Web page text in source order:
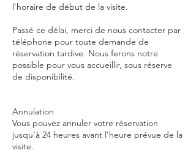
l’horaire de début de la visite.
Passé ce délai, merci de nous contacter par
téléphone pour toute demande de
réservation tardive. Nous ferons notre
possible pour vous accueillir, sous réserve
de disponibilité.
Annulation
Vous pouvez annuler votre réservation
jusqu’à 24 heures avant l’heure prévue de la
visite.